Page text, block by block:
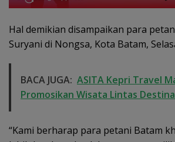
Hal demikian disampaikan para
Suryani di Nongsa, Kota Batam,
BACA JUGA: ASITA Kepri Travel
Promosikan Wisata Lintas
“Kami berharap para petani Batam